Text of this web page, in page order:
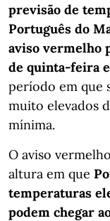
previsão de
Português do
aviso vermelho
de quinta-feira
período em que
muito elevados
mínima.
O aviso
altura em que
temperaturas
podem chegar